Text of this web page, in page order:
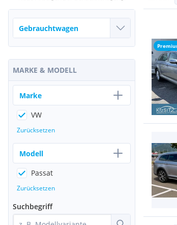
MARKE & MODELL
Marke
VW
Zurücksetzen
Modell
Passat
Zurücksetzen
Suchbegriff